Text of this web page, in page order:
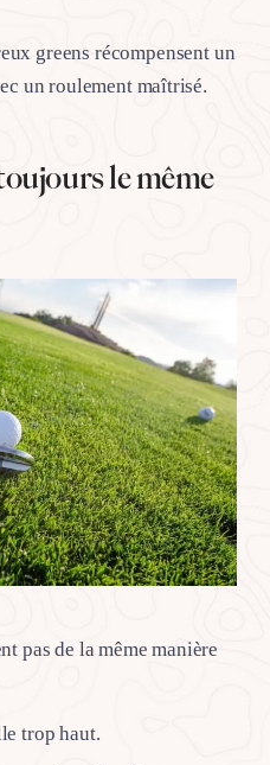
greens récompensent un
un roulement maîtrisé.
le même
pas de la même manière
trop haut.